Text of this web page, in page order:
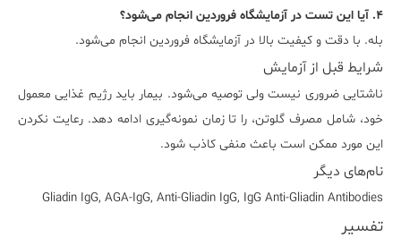
۴. آیا این تست در آزمایشگاه فروردین انجام می‌شود؟
بله. با دقت و کیفیت بالا در آزمایشگاه فروردین انجام می‌شود.
شرایط قبل از آزمایش
ناشتایی ضروری نیست ولی توصیه می‌شود. بیمار باید رژیم غذایی معمول
خود، شامل مصرف گلوتن، را تا زمان نمونه‌گیری ادامه دهد. رعایت نکردن
این مورد ممکن است باعث منفی کاذب شود.
نام‌های دیگر
Gliadin IgG, AGA-IgG, Anti-Gliadin IgG, IgG Anti-Gliadin Antibodies
تفسیر